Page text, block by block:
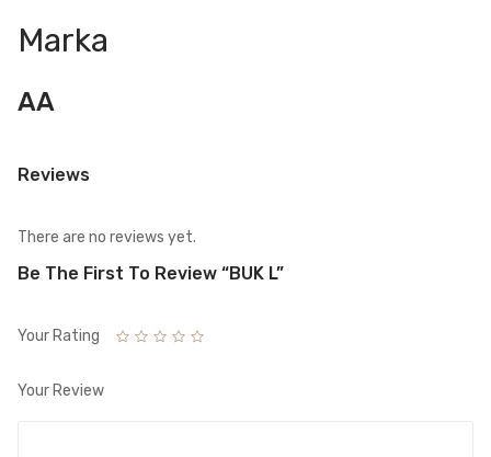
Marka
AA
Reviews
There are no reviews yet.
Be The First To Review “BUK L”
Your Rating
Your Review